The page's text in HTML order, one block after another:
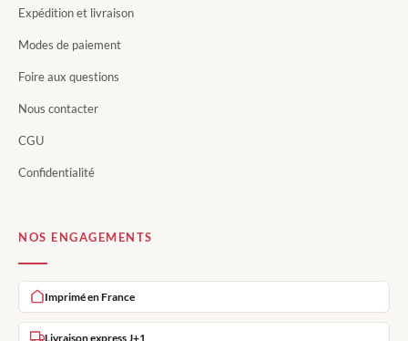
Expédition et livraison
Modes de paiement
Foire aux questions
Nous contacter
CGU
Confidentialité
NOS ENGAGEMENTS
Imprimé en France
Livraison express J+1